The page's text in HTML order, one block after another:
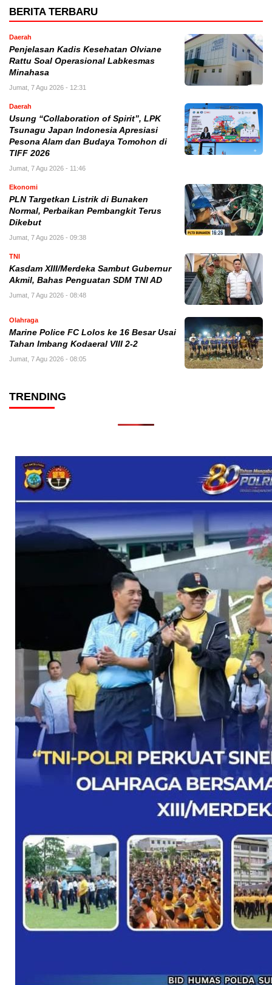
BERITA TERBARU
Daerah
Penjelasan Kadis Kesehatan Olviane
Rattu Soal Operasional Labkesmas
Minahasa
Jumat, 7 Agu 2026 - 12:31
Daerah
Usung “Collaboration of Spirit”, LPK
Tsunagu Japan Indonesia Apresiasi
Pesona Alam dan Budaya Tomohon di
TIFF 2026
Jumat, 7 Agu 2026 - 11:46
Ekonomi
PLN Targetkan Listrik di Bunaken
Normal, Perbaikan Pembangkit Terus
Dikebut
Jumat, 7 Agu 2026 - 09:38
TNI
Kasdam XIII/Merdeka Sambut Gubernur
Akmil, Bahas Penguatan SDM TNI AD
Jumat, 7 Agu 2026 - 08:48
Olahraga
Marine Police FC Lolos ke 16 Besar Usai
Tahan Imbang Kodaeral VIII 2-2
Jumat, 7 Agu 2026 - 08:05
TRENDING